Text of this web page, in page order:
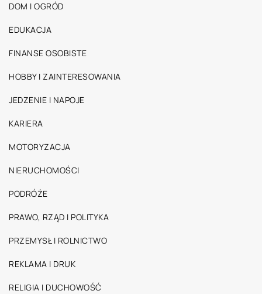
DOM I OGRÓD
EDUKACJA
FINANSE OSOBISTE
HOBBY I ZAINTERESOWANIA
JEDZENIE I NAPOJE
KARIERA
MOTORYZACJA
NIERUCHOMOŚCI
PODRÓŻE
PRAWO, RZĄD I POLITYKA
PRZEMYSŁ I ROLNICTWO
REKLAMA I DRUK
RELIGIA I DUCHOWOŚĆ